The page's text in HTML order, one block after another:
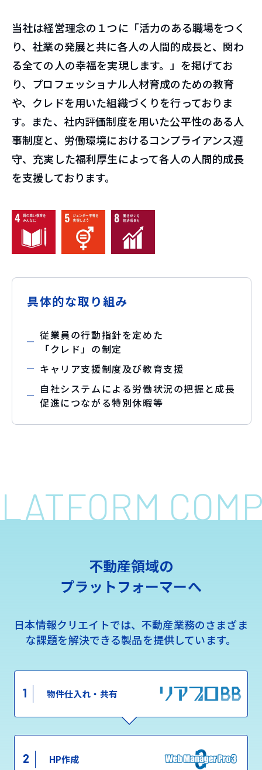
当社は経営理念の１つに「活力のある職場をつく
り、社業の発展と共に各人の人間的成長と、関わ
る全ての人の幸福を実現します。」を掲げてお
り、プロフェッショナル人材育成のための教育
や、クレドを用いた組織づくりを行っておりま
す。また、社内評価制度を用いた公平性のある人
事制度と、労働環境におけるコンプライアンス遵
守、充実した福利厚生によって各人の人間的成長
を支援しております。
具体的な取り組み
従業員の行動指針を定めた
「クレド」の制定
キャリア支援制度及び教育支援
自社システムによる労働状況の把握と成長
促進につながる特別休暇等
不動産領域の
プラットフォーマーへ
日本情報クリエイトでは、不動産業務のさまざま
な課題を解決できる製品を提供しています。
1 物件仕入れ・共有
2 HP作成